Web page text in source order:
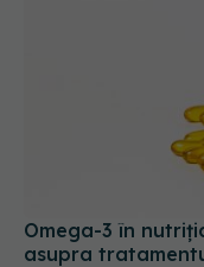
Omega-3 în
asupra